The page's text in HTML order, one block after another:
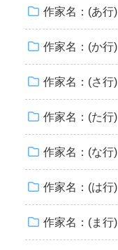
作家名：(あ行)
作家名：(か行)
作家名：(さ行)
作家名：(た行)
作家名：(な行)
作家名：(は行)
作家名：(ま行)